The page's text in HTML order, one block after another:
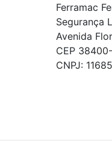
Ferramac
Segurança
Avenida
CEP
CNPJ: